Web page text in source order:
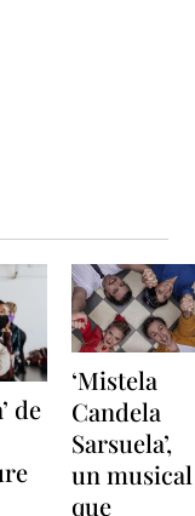
de
‘Mistela
Candela
Sarsuela’,
un musical
que